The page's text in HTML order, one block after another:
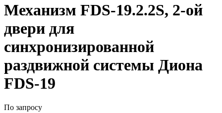
Механизм FDS-19.2.2S, 2-ой
двери для
синхронизированной
раздвижной системы Диона
FDS-19
По запросу